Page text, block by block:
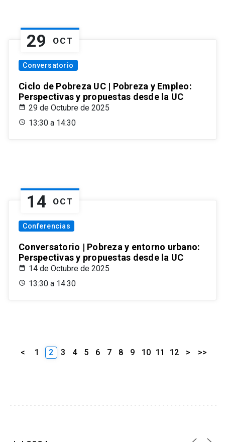
29 OCT
Conversatorio
Ciclo de Pobreza UC | Pobreza y Empleo:
Perspectivas y propuestas desde la UC
29 de Octubre de 2025
13:30 a 14:30
14 OCT
Conferencias
Conversatorio | Pobreza y entorno urbano:
Perspectivas y propuestas desde la UC
14 de Octubre de 2025
13:30 a 14:30
< 1 2 3 4 5 6 7 8 9 10 11 12 > >>